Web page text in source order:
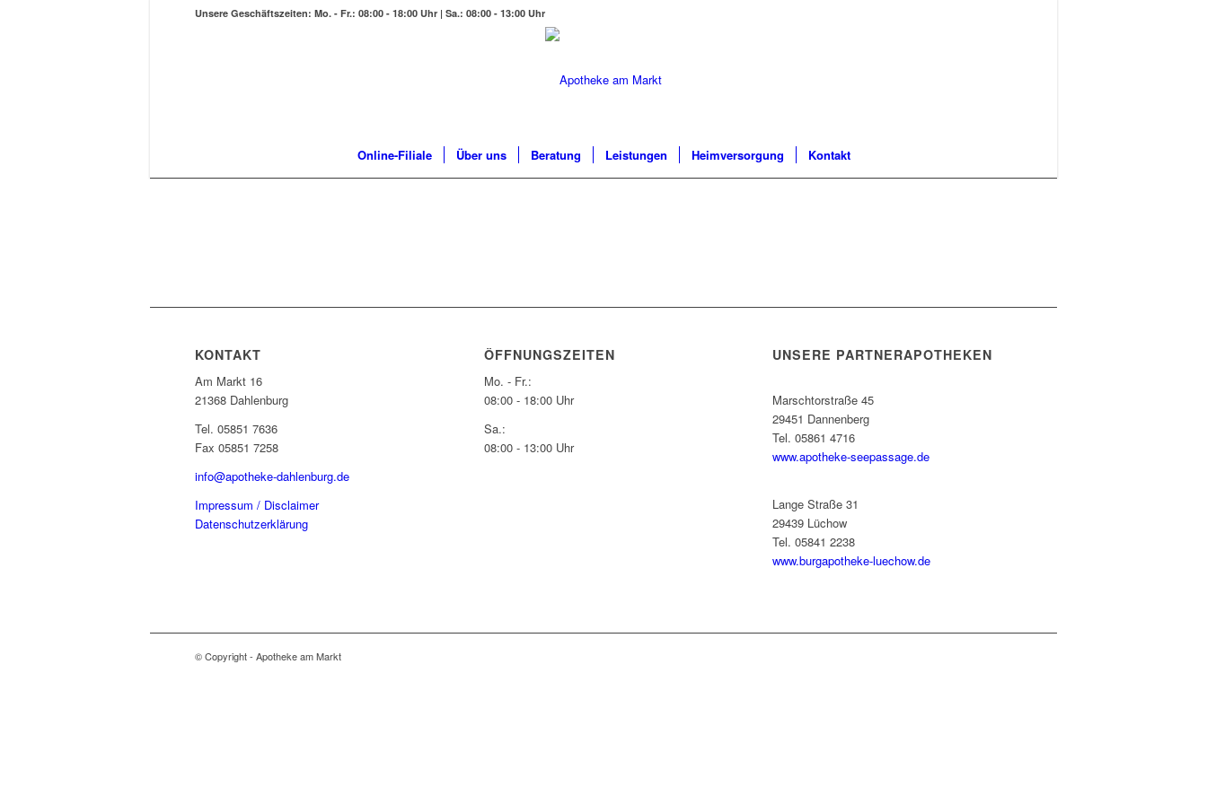
Unsere Geschäftszeiten: Mo. - Fr.: 08:00 - 18:00 Uhr | Sa.: 08:00 - 13:00 Uhr
Online-Filiale Über uns Beratung Leistungen Heimversorgung Kontakt
KONTAKT
Am Markt 16
21368 Dahlenburg
Tel. 05851 7636
Fax 05851 7258
info@apotheke-dahlenburg.de
Impressum / Disclaimer
Datenschutzerklärung
ÖFFNUNGSZEITEN
Mo. - Fr.:
08:00 - 18:00 Uhr
Sa.:
08:00 - 13:00 Uhr
UNSERE PARTNERAPOTHEKEN
Marschtorstraße 45
29451 Dannenberg
Tel. 05861 4716
www.apotheke-seepassage.de
Lange Straße 31
29439 Lüchow
Tel. 05841 2238
www.burgapotheke-luechow.de
© Copyright - Apotheke am Markt